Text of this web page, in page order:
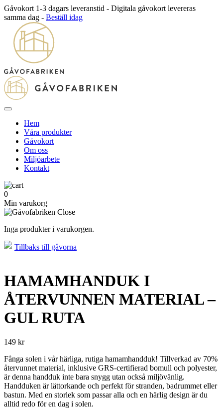
Gåvokort 1-3 dagars leveranstid - Digitala gåvokort levereras
samma dag - Beställ idag
Hem
Våra produkter
Gåvokort
Om oss
Miljöarbete
Kontakt
0
Min varukorg
Inga produkter i varukorgen.
Tillbaks till gåvorna
HAMAMHANDUK I
ÅTERVUNNEN MATERIAL –
GUL RUTA
149 kr
Fånga solen i vår härliga, rutiga hamamhandduk! Tillverkad av 70%
återvunnet material, inklusive GRS-certifierad bomull och polyester,
är denna handduk inte bara snygg utan också miljövänlig.
Handduken är lättorkande och perfekt för stranden, badrummet eller
bastun. Med en storlek som passar alla och en härlig design är du
alltid redo för en dag i solen.